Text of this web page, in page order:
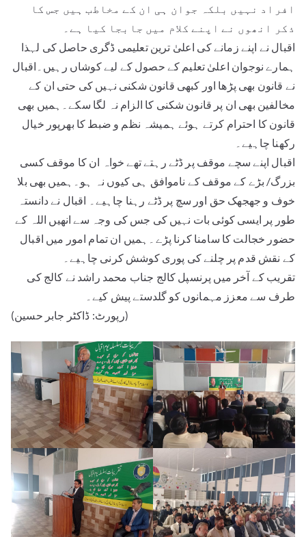
افراد نہیں بلکہ جوان ہی ان کے مخاطب ہیں جس کا
ذکر انھوں نے اپنے کلام میں جابجا کیا ہے۔
اقبال نے اپنے زمانے کی اعلیٰ ترین تعلیمی ڈگری حاصل کی لہذا
ہمارے نوجوان اعلیٰ تعلیم کے حصول کے لیے کوشاں رہیں۔اقبال
نے قانون بھی پڑھا اور کبھی قانون شکنی نہیں کی حتی ان کے
مخالفین بھی ان پر قانون شکنی کا الزام نہ لگا سکے۔ہمیں بھی
قانون کا احترام کرتے ہوئے ہمیشہ نظم و ضبط کا بھرپور خیال
رکھنا چاہیے۔
اقبال اپنے سچے موقف پر ڈٹے رہتے تھے خواہ ان کا موقف کسی
بزرگ/ بڑے کے موقف کے ناموافق ہی کیوں نہ ہو۔ہمیں بھی بلا
خوف و جھجھک حق اور سچ پر ڈٹے رہنا چاہیے۔ اقبال نے دانستہ
طور پر ایسی کوئی بات نہیں کی جس کی وجہ سے انھیں اللہ کے
حضور خجالت کا سامنا کرنا پڑے۔ہمیں ان تمام امور میں اقبال
کے نقش قدم پر چلنے کی پوری کوشش کرنی چاہیے۔
تقریب کے آخر میں پرنسپل کالج جناب محمد راشد نے کالج کی
طرف سے معزز مہمانوں کو گلدستے پیش کیے۔
(رپورٹ: ڈاکٹر جابر حسین)